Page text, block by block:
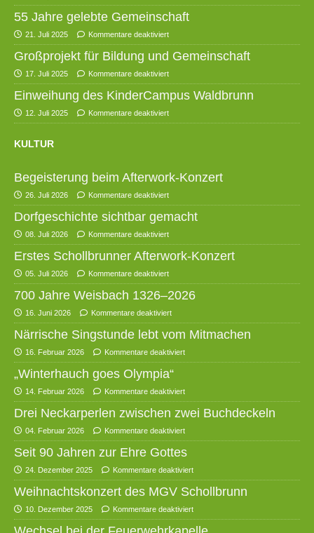
55 Jahre gelebte Gemeinschaft
21. Juli 2025 Kommentare deaktiviert
Großprojekt für Bildung und Gemeinschaft
17. Juli 2025 Kommentare deaktiviert
Einweihung des KinderCampus Waldbrunn
12. Juli 2025 Kommentare deaktiviert
KULTUR
Begeisterung beim Afterwork-Konzert
26. Juli 2026 Kommentare deaktiviert
Dorfgeschichte sichtbar gemacht
08. Juli 2026 Kommentare deaktiviert
Erstes Schollbrunner Afterwork-Konzert
05. Juli 2026 Kommentare deaktiviert
700 Jahre Weisbach 1326–2026
16. Juni 2026 Kommentare deaktiviert
Närrische Singstunde lebt vom Mitmachen
16. Februar 2026 Kommentare deaktiviert
„Winterhauch goes Olympia“
14. Februar 2026 Kommentare deaktiviert
Drei Neckarperlen zwischen zwei Buchdeckeln
04. Februar 2026 Kommentare deaktiviert
Seit 90 Jahren zur Ehre Gottes
24. Dezember 2025 Kommentare deaktiviert
Weihnachtskonzert des MGV Schollbrunn
10. Dezember 2025 Kommentare deaktiviert